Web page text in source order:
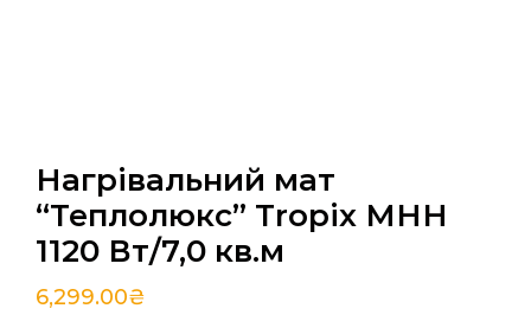
Нагрівальний мат
“Теплолюкс” Tropix МНН
1120 Вт/7,0 кв.м
6,299.00₴